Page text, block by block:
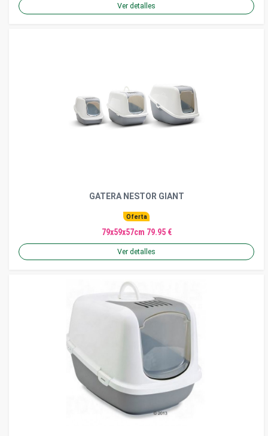
Ver detalles
GATERA NESTOR GIANT
Oferta
79x59x57cm 79.95 €
Ver detalles